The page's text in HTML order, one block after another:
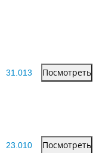
31.013 Посмотреть
23.010 Посмотреть